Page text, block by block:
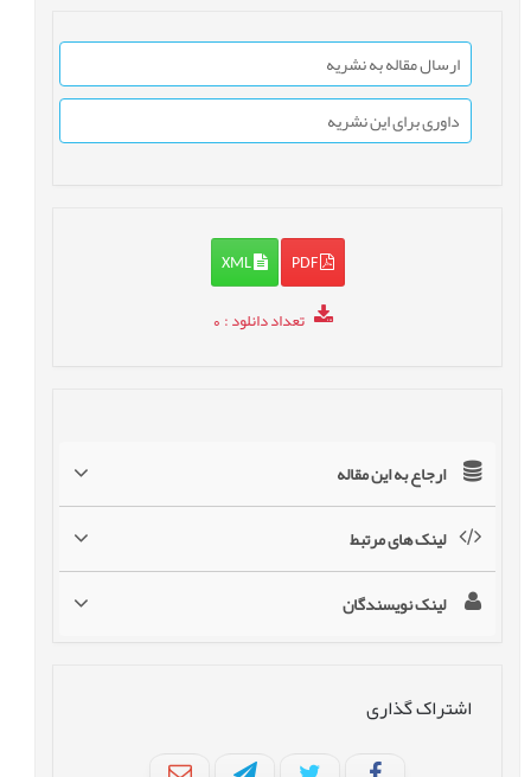
ارسال مقاله به نشریه
داوری برای این نشریه
PDF
XML
تعداد دانلود: 0
ارجاع به این مقاله
لینک های مرتبط
لینک نویسندگان
اشتراک گذاری